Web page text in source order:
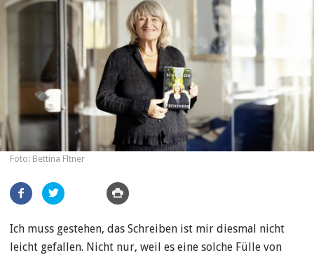
Foto: Bettina Fltner
Artikel
teilen
Ich muss gestehen, das Schreiben ist mir diesmal nicht
leicht gefallen. Nicht nur, weil es eine solche Fülle von